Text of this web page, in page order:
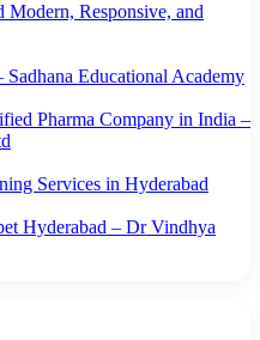
Responsive, and
Educational Academy
Pharma Company in India –
Services in Hyderabad
Hyderabad – Dr Vindhya